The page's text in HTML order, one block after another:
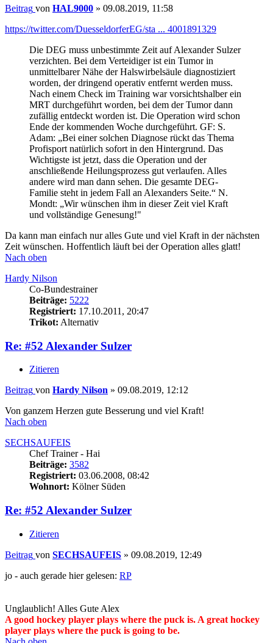
Beitrag von HAL9000 » 09.08.2019, 11:58
https://twitter.com/DuesseldorferEG/sta ... 4001891329
Die DEG muss unbestimmte Zeit auf Alexander Sulzer
verzichten. Bei dem Verteidiger ist ein Tumor in
unmittelbarer Nähe der Halswirbelsäule diagnostiziert
worden, der dringend operativ entfernt werden muss.
Nach einem Check im Training war vorsichtshalber ein
MRT durchgeführt worden, bei dem der Tumor dann
zufällig entdeckt worden ist. Die Operation wird schon
Ende der kommenden Woche durchgeführt. GF: S.
Adam: „Bei einer solchen Diagnose rückt das Thema
Profisport natürlich sofort in den Hintergrund. Das
Wichtigste ist jetzt, dass die Operation und der
anschließende Heilungsprozess gut verlaufen. Alles
andere wird man dann sehen. Die gesamte DEG-
Familie steht in jedem Fall an Alexanders Seite.“ N.
Mondt: „Wir wünschen ihm in dieser Zeit viel Kraft
und vollständige Genesung!"
Da kann man einfach nur alles Gute und viel Kraft in der nächsten
Zeit wünschen. Hoffentlich läuft bei der Operation alles glatt!
Nach oben
Hardy Nilson
Co-Bundestrainer
Beiträge: 5222
Registriert: 17.10.2011, 20:47
Trikot: Alternativ
Re: #52 Alexander Sulzer
Zitieren
Beitrag von Hardy Nilson » 09.08.2019, 12:12
Von ganzem Herzen gute Besserung und viel Kraft!
Nach oben
SECHSAUFEIS
Chef Trainer - Hai
Beiträge: 3582
Registriert: 03.06.2008, 08:42
Wohnort: Kölner Süden
Re: #52 Alexander Sulzer
Zitieren
Beitrag von SECHSAUFEIS » 09.08.2019, 12:49
jo - auch gerade hier gelesen: RP
Unglaublich! Alles Gute Alex
A good hockey player plays where the puck is. A great hockey
player plays where the puck is going to be.